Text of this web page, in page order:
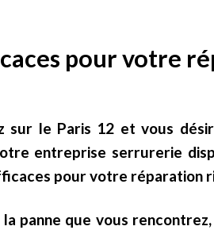
pour votre
sur le Paris 12 et vous
entreprise serrurerie
pour votre réparation
panne que vous